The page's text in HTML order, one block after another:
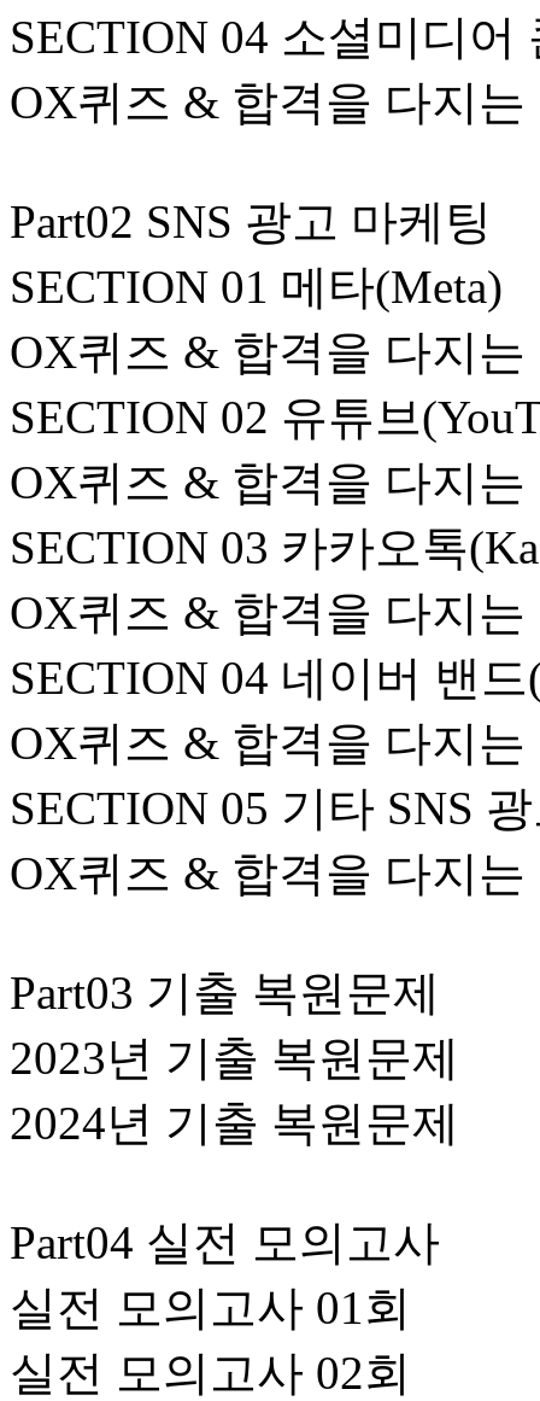
SECTION 04 소셜미디어
OX퀴즈 & 합격을 다지는
Part02 SNS 광고 마케팅
SECTION 01 메타(Meta)
OX퀴즈 & 합격을 다지는
SECTION 02 유튜브
OX퀴즈 & 합격을 다지는
SECTION 03 카카오톡
OX퀴즈 & 합격을 다지는
SECTION 04 네이버 밴드
OX퀴즈 & 합격을 다지는
SECTION 05 기타 SNS
OX퀴즈 & 합격을 다지는
Part03 기출 복원문제
2023년 기출 복원문제
2024년 기출 복원문제
Part04 실전 모의고사
실전 모의고사 01회
실전 모의고사 02회